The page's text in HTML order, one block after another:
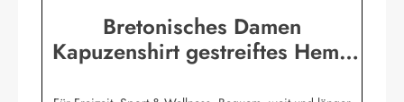
Bretonisches Damen
Kapuzenshirt gestreiftes Hemd